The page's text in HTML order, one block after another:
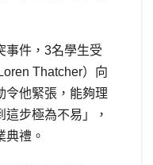
事件，3名學生受
Thatcher）向
令他緊張，能夠理
步極為不易」，
典禮。